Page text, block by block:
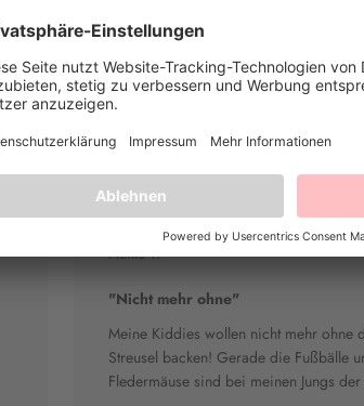
Heike T.
"Nicht mehr ohne"
Meine Kiddies wollen nicht mehr ohne
Streusel backen! Gerade die Fußbälle
Fledermäuse sind bei meinen Jungs der